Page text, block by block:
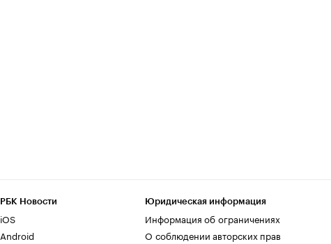
РБК Новости
iOS
Android
Юридическая информация
Информация об ограничениях
О соблюдении авторских прав